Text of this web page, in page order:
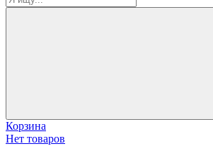
Корзина
Нет товаров